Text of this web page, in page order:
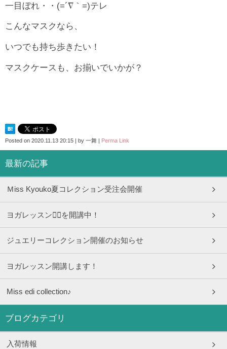
一目ぼれ・・(=´∇｀=)テレ
こんなマスクなら、
いつでも持ち歩きたい！
マスクケースも、お揃いでいかが？
Posted on 2020.11.13 20:15 | by 一舞 | Perma Link
最新の記事
Ｍiss Kyouko夏コレクション受注会開催
ヨガレッスン🧘‍♀️を開講中！
ジュエリーコレクション開催のお知らせ
ヨガレッスン開講します！
Miss edi collection♪
ブログカテゴリ
入荷情報